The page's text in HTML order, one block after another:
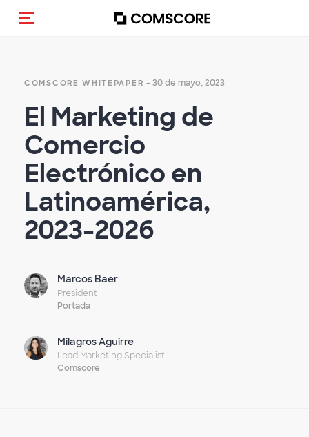
Activar navegación
COMSCORE WHITEPAPER - 30 de mayo, 2023
El Marketing de
Comercio
Electrónico en
Latinoamérica,
2023-2026
Marcos Baer
President
Portada
Milagros Aguirre
Lead Marketing Specialist
Comscore